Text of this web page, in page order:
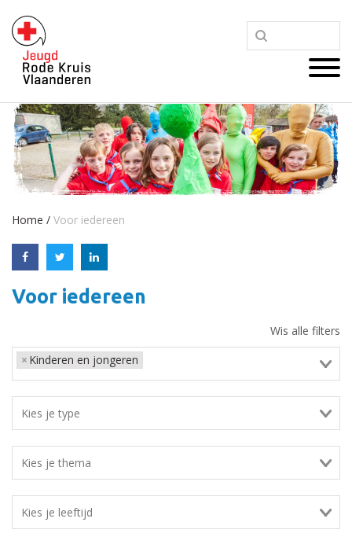
Home / Voor iedereen
Voor iedereen
Wis alle filters
× Kinderen en jongeren